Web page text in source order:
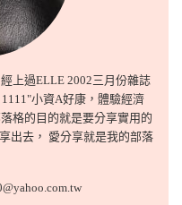
上過ELLE 2002三月份雜誌
小資A好康，體驗經濟
格的目的就是要分享實用的
出去， 愛分享就是我的部落